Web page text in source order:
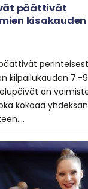
päättivät
kisakauden
kilpailukauden 7.-
on
kokoaa